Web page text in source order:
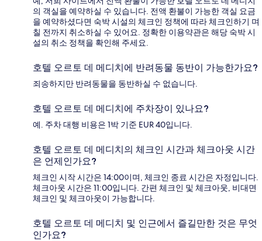
의 객실을 예약하실 수 있습니다. 전액 환불이 가능한 객실 요금
을 예약하셨다면 숙박 시설의 체크인 정책에 따라 체크인하기 며
칠 전까지 취소하실 수 있어요. 정확한 이용약관은 해당 숙박 시
설의 취소 정책을 확인해 주세요.
호텔 오르토 데 메디치에 반려동물 동반이 가능한가요?
죄송하지만 반려동물을 동반하실 수 없습니다.
호텔 오르토 데 메디치에 주차장이 있나요?
예. 주차 대행 비용은 1박 기준 EUR 40입니다.
호텔 오르토 데 메디치의 체크인 시간과 체크아웃 시간
은 언제인가요?
체크인 시작 시간은 14:00이며, 체크인 종료 시간은 자정입니다.
체크아웃 시간은 11:00입니다. 간편 체크인 및 체크아웃, 비대면
체크인 및 체크아웃이 가능합니다.
호텔 오르토 데 메디치 및 인근에서 즐길만한 것은 무엇
인가요?